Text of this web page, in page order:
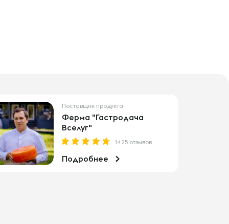
Поставщик продукта
Ферма "Гастродача
Вселуг"
1425 отзывов
Подробнее